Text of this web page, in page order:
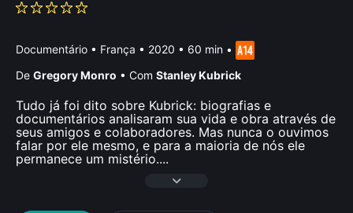
Documentário • França • 2020 • 60 min •
De Gregory Monro • Com Stanley Kubrick
Tudo já foi dito sobre Kubrick: biografias e
documentários analisaram sua vida e obra através de
seus amigos e colaboradores. Mas nunca o ouvimos
falar por ele mesmo, e para a maioria de nós ele
permanece um mistério....